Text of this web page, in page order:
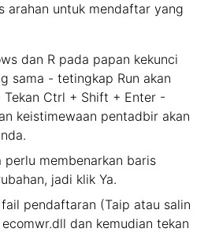
arahan untuk mendaftar yang
dan R pada papan kekunci
sama - tetingkap Run akan
Ctrl + Shift + Enter -
keistimewaan pentadbir akan
membenarkan baris
jadi klik Ya.
pendaftaran (Taip atau salin
ecomwr.dll dan kemudian tekan